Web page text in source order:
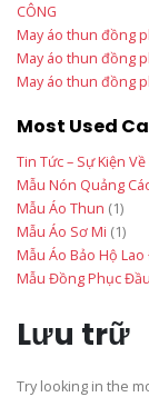
CÔNG
May áo thun đồng
May áo thun đồng
May áo thun đồng
Most Used
Tin Tức – Sự Kiện
Mẫu Nón Quảng
Mẫu Áo Thun (1)
Mẫu Áo Sơ Mi (1)
Mẫu Áo Bảo Hộ
Mẫu Đồng Phục
Lưu trữ
Try looking in the